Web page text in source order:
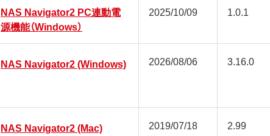
NAS Navigator2 PC連動電
源機能（Windows）
2025/10/09 1.0.1
NAS Navigator2 (Windows) 2026/08/06 3.16.0
NAS Navigator2 (Mac) 2019/07/18 2.99